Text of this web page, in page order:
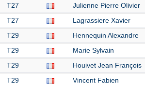
T27 Julienne Pierre Olivier
T27 Lagrassiere Xavier
T29 Hennequin Alexandre
T29 Marie Sylvain
T29 Houivet Jean François
T29 Vincent Fabien